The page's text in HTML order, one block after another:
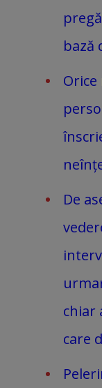
bază
De
chiar
care